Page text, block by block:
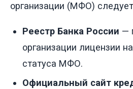
организации (МФО)
Реестр Банка России —
организации лицензии
статуса МФО.
Официальный сайт